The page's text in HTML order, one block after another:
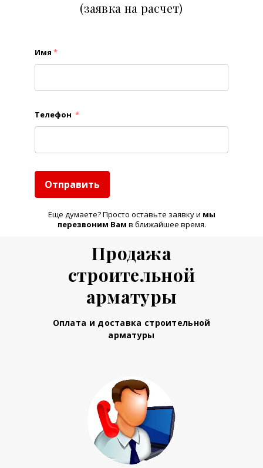
(заявка на расчет)
Имя *
Телефон *
Отправить
Еще думаете? Просто оставьте заявку и мы
перезвоним Вам в ближайшее время.
Продажа
строительной
арматуры
Оплата и доставка строительной
арматуры